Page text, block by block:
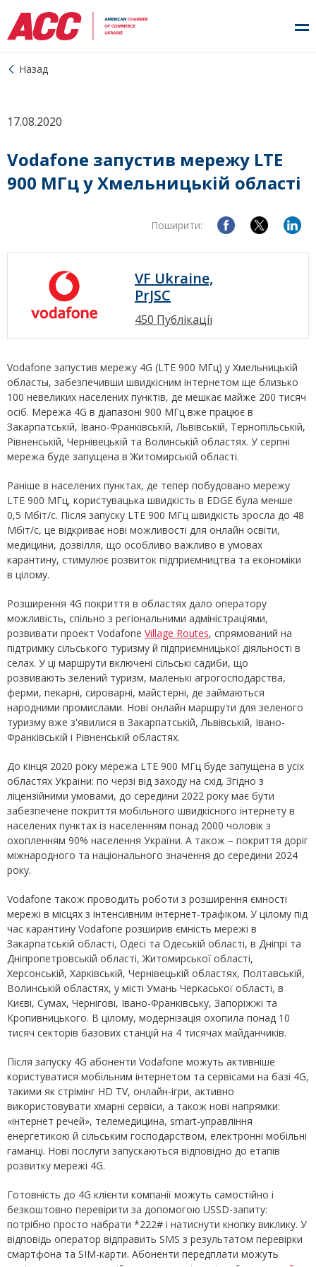
Назад
17.08.2020
Vodafone запустив мережу LTE
900 МГц у Хмельницькій області
Поширити:
VF Ukraine,
PrJSC
450 Публікації
Vodafone запустив мережу 4G (LTE 900 МГц) у Хмельницькій
областы, забезпечивши швидкісним інтернетом ще близько
100 невеликих населених пунктів, де мешкає майже 200 тисяч
осіб. Мережа 4G в діапазоні 900 МГц вже працює в
Закарпатській, Івано-Франківській, Львівській, Тернопільській,
Рівненській, Чернівецькій та Волинській областях. У серпні
мережа буде запущена в Житомирській області.
Раніше в населених пунктах, де тепер побудовано мережу
LTE 900 МГц, користувацька швидкість в ЕDGE була менше
0,5 Мбіт/с. Після запуску LTE 900 МГц швидкість зросла до 48
Мбіт/с, це відкриває нові можливості для онлайн освіти,
медицини, дозвілля, що особливо важливо в умовах
карантину, стимулює розвиток підприємництва та економіки
в цілому.
Розширення 4G покриття в областях дало оператору
можливість, спільно з регіональними адміністраціями,
розвивати проект Vodafone Village Routes, спрямований на
підтримку сільського туризму й підприємницької діяльності в
селах. У ці маршрути включені сільські садиби, що
розвивають зелений туризм, маленькі агрогосподарства,
ферми, пекарні, сироварні, майстерні, де займаються
народними промислами. Нові онлайн маршрути для зеленого
туризму вже з'явилися в Закарпатській, Львівській, Івано-
Франківській і Рівненській областях.
До кінця 2020 року мережа LTE 900 МГц буде запущена в усіх
областях України: по черзі від заходу на схід. Згідно з
ліцензійними умовами, до середини 2022 року має бути
забезпечене покриття мобільного швидкісного інтернету в
населених пунктах із населенням понад 2000 чоловік з
охопленням 90% населення України. А також – покриття доріг
міжнародного та національного значення до середини 2024
року.
Vodafone також проводить роботи з розширення ємності
мережі в місцях з інтенсивним інтернет-трафіком. У цілому під
час карантину Vodafone розширив ємність мережі в
Закарпатській області, Одесі та Одеській області, в Дніпрі та
Дніпропетровській області, Житомирської області,
Херсонській, Харківській, Чернівецькій областях, Полтавській,
Волинській областях, у місті Умань Черкаської області, в
Києві, Сумах, Чернігові, Івано-Франківську, Запоріжжі та
Кропивницького. В цілому, модернізація охопила понад 10
тисяч секторів базових станцій на 4 тисячах майданчиків.
Після запуску 4G абоненти Vodafone можуть активніше
користуватися мобільним інтернетом та сервісами на базі 4G,
такими як стрімінг HD TV, онлайн-ігри, активно
використовувати хмарні сервіси, а також нові напрямки:
«інтернет речей», телемедицина, smart-управління
енергетикою й сільським господарством, електронні мобільні
гаманці. Нові послуги запускаються відповідно до етапів
розвитку мережі 4G.
Готовність до 4G клієнти компанії можуть самостійно і
безкоштовно перевірити за допомогою USSD-запиту:
потрібно просто набрати *222# і натиснути кнопку виклику. У
відповідь оператор відправить SMS з результатом перевірки
смартфона та SIM-карти. Абоненти передплати можуть